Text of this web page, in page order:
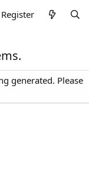
Register
generated. Please